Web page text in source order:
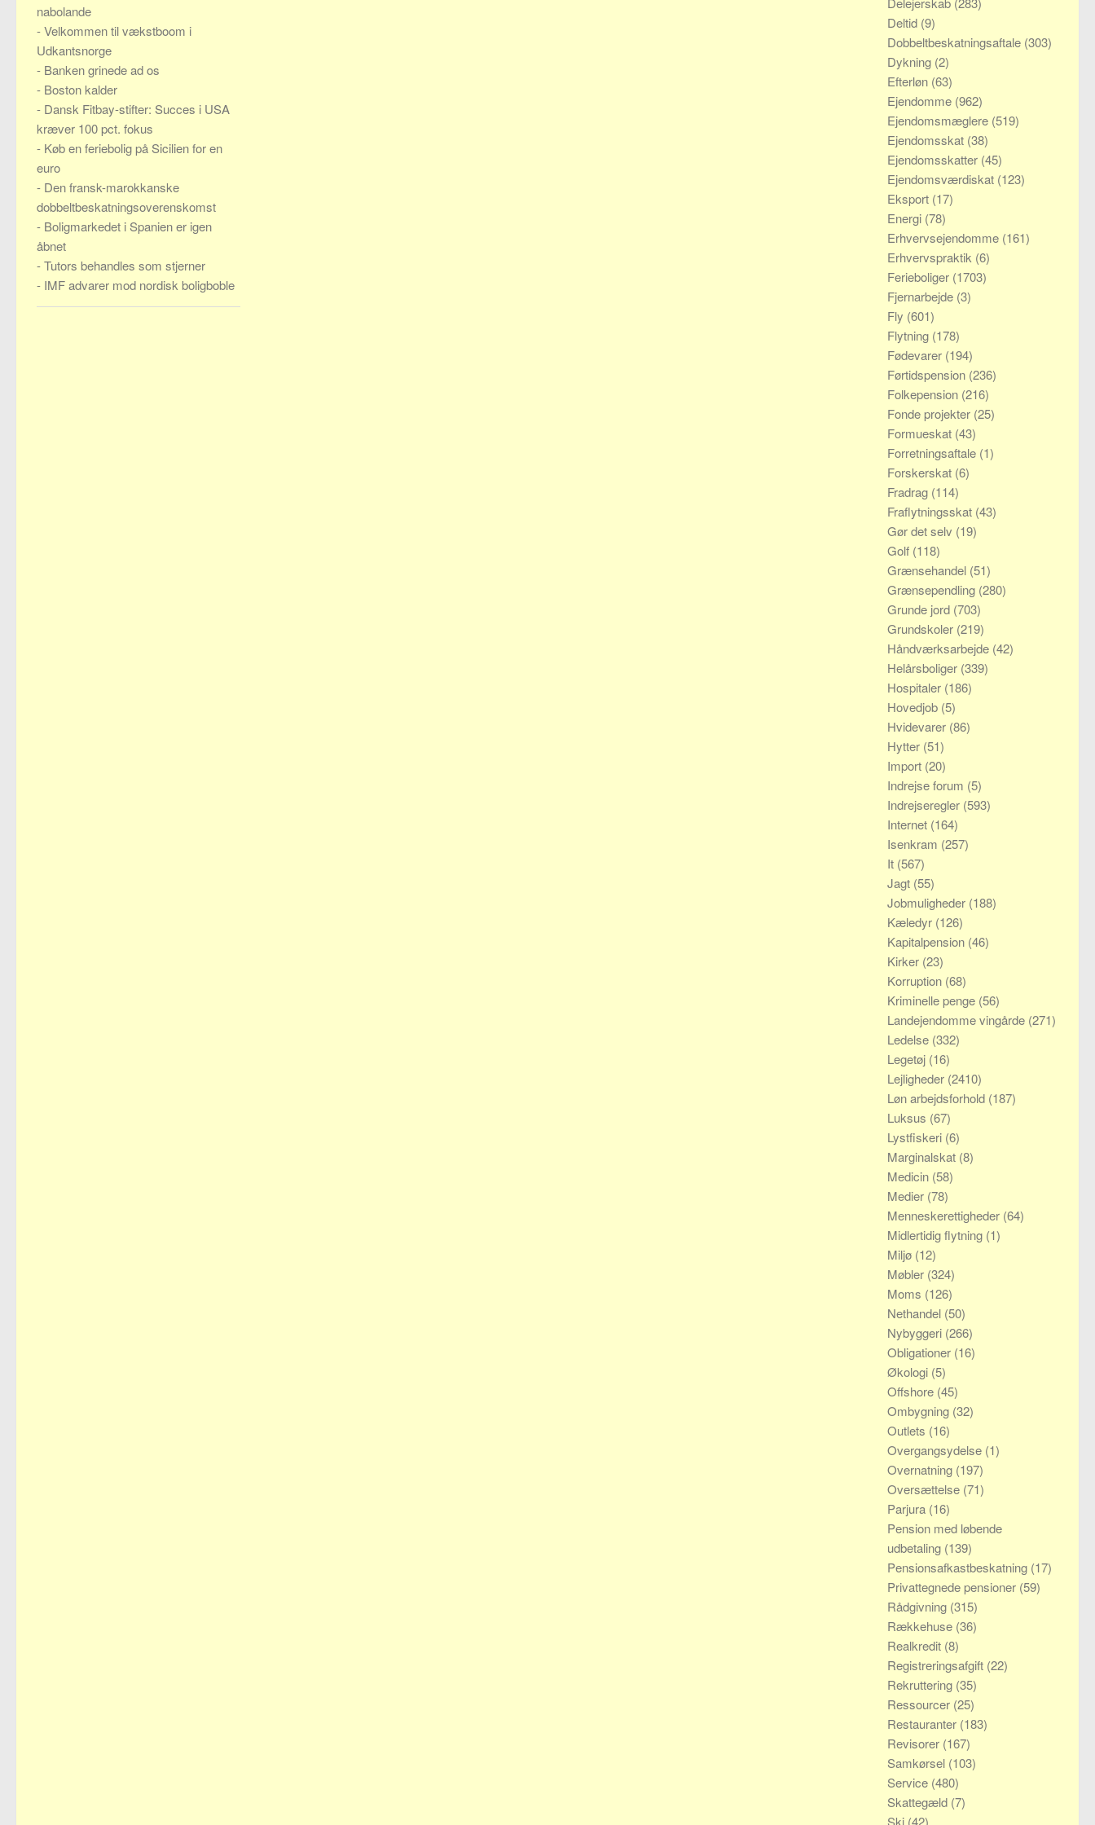
nabolande
-Velkommen til vækstboom i
Udkantsnorge
- Banken grinede ad os
- Boston kalder
- Dansk Fitbay-stifter: Succes i USA
kræver 100 pct. fokus
- Køb en feriebolig på Sicilien for en
euro
- Den fransk-marokkanske
dobbeltbeskatningsoverenskomst
- Boligmarkedet i Spanien er igen
åbnet
-Tutors behandles som stjerner
- IMF advarer mod nordisk boligboble
Deltid (9)
Dobbeltbeskatningsaftale (303)
Dykning (2)
Efterløn (63)
Ejendomme (962)
Ejendomsmæglere (519)
Ejendomsskat (38)
Ejendomsskatter (45)
Ejendomsværdiskat (123)
Eksport (17)
Energi (78)
Erhvervsejendomme (161)
Erhvervspraktik (6)
Ferieboliger (1703)
Fjernarbejde (3)
Fly (601)
Flytning (178)
Fødevarer (194)
Førtidspension (236)
Folkepension (216)
Fonde projekter (25)
Formueskat (43)
Forretningsaftale (1)
Forskerskat (6)
Fradrag (114)
Fraflytningsskat (43)
Gør det selv (19)
Golf (118)
Grænsehandel (51)
Grænsependling (280)
Grunde jord (703)
Grundskoler (219)
Håndværksarbejde (42)
Helårsboliger (339)
Hospitaler (186)
Hovedjob (5)
Hvidevarer (86)
Hytter (51)
Import (20)
Indrejse forum (5)
Indrejseregler (593)
Internet (164)
Isenkram (257)
It (567)
Jagt (55)
Jobmuligheder (188)
Kæledyr (126)
Kapitalpension (46)
Kirker (23)
Korruption (68)
Kriminelle penge (56)
Landejendomme vingårde (271)
Ledelse (332)
Legetøj (16)
Lejligheder (2410)
Løn arbejdsforhold (187)
Luksus (67)
Lystfiskeri (6)
Marginalskat (8)
Medicin (58)
Medier (78)
Menneskerettigheder (64)
Midlertidig flytning (1)
Miljø (12)
Møbler (324)
Moms (126)
Nethandel (50)
Nybyggeri (266)
Obligationer (16)
Økologi (5)
Offshore (45)
Ombygning (32)
Outlets (16)
Overgangsydelse (1)
Overnatning (197)
Oversættelse (71)
Parjura (16)
Pension med løbende
udbetaling (139)
Pensionsafkastbeskatning (17)
Privattegnede pensioner (59)
Rådgivning (315)
Rækkehuse (36)
Realkredit (8)
Registreringsafgift (22)
Rekruttering (35)
Ressourcer (25)
Restauranter (183)
Revisorer (167)
Samkørsel (103)
Service (480)
Skattegæld (7)
Ski (42)